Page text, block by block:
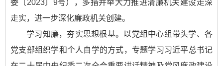
委〔2023〕9号），多措并举大力推进清廉机关建设走深
走实，进一步深化廉政机关创建。
学习知廉，夯实思想根基。以党组中心组带头学、各
党支部组织学和个人自学的方式，专题学习习近平总书记